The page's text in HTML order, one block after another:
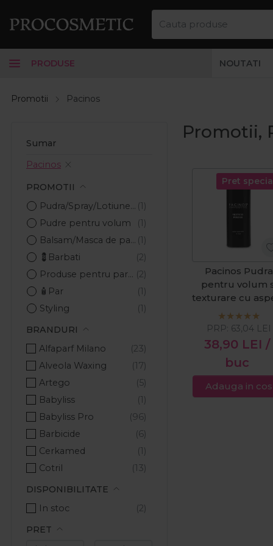
PRODUSE NOUTATI
Promotii Pacinos
Sumar
Pacinos
PROMOTII
Pudra/Spray/Lotiune de volum barbati
Pudre pentru volum
Balsam/Masca de par barbati
💈Barbati
Produse pentru par barbati
🧴Par
Styling
BRANDURI
Alfaparf Milano
Alveola Waxing
Artego
Babyliss
Babyliss Pro
Barbicide
Cerkamed
Cotril
Crazy Color
Cupio
DISPONIBILITATE
In stoc
PRET
Promotii,
Pret
Pacinos Pudra
pentru volum
texturare cu
mat 30g
38,90 LEI /
buc
PRP: 63,04 LEI
Adauga in cos